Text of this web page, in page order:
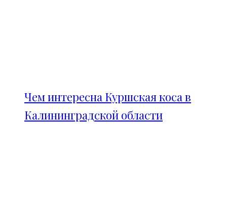
Чем интересна Куршская коса в
Калининградской области